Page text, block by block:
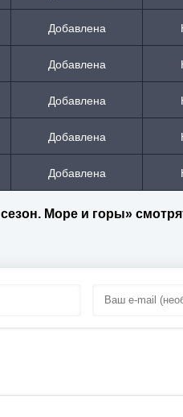
Добавлена
Добавлена
Добавлена
Добавлена
Добавлена
Море и горы»